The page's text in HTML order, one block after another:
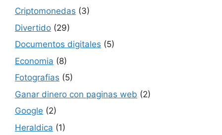
Criptomonedas (3)
Divertido (29)
Documentos digitales (5)
Economia (8)
Fotografias (5)
Ganar dinero con paginas web (2)
Google (2)
Heraldica (1)